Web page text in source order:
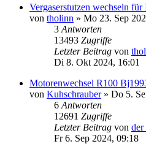
Vergaserstutzen wechseln
von tholinn » Mo 23. Sep
3 Antworten
13493 Zugriffe
Letzter Beitrag von
Di 8. Okt 2024, 16:01
Motorenwechsel R100
von Kuhschrauber» Do 5.
6 Antworten
12691 Zugriffe
Letzter Beitrag von der
Fr 6. Sep 2024, 09:18